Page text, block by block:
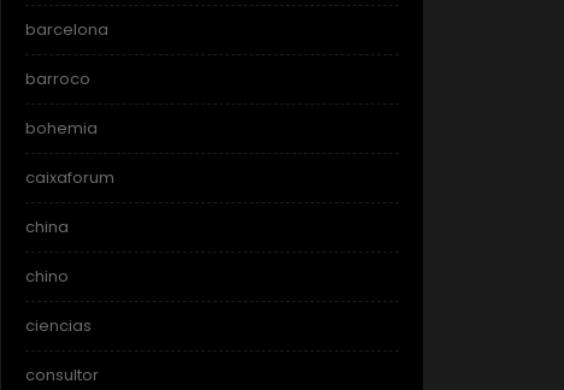
barcelona
barroco
bohemia
caixaforum
china
chino
ciencias
consultor